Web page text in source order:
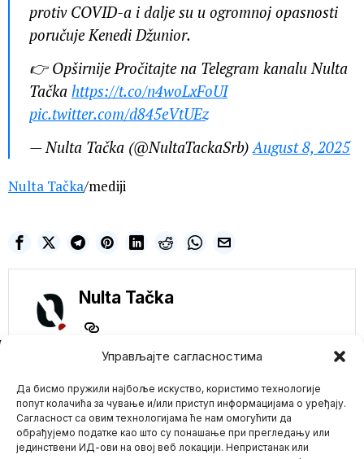
Управљајте сагласностима
Да бисмо пружили најбоље искуство, користимо технологије
попут колачића за чување и/или приступ информацијама о уређају.
Сагласност са овим технологијама ће нам омогућити да
обрађујемо податке као што су понашање при прегледању или
јединствени ИД-ови на овој веб локацији. Непристанак или
protiv COVID-a i dalje su u ogromnoj opasnosti
poručuje Kenedi Džunior.
👉 Opširnije Pročitajte na Telegram kanalu Nulta
Tačka https://t.co/n4woLxFoUI
pic.twitter.com/d845eVtUEz
— Nulta Tačka (@NultaTackaSrb)August 8, 2025
Nulta Tačka/mediji
Nulta Tačka
Mario zna Youtube
otkriva 74% smrtnih
slučajeva povezanih
sa vakcinama protiv
COVID-19
Prethodno cenzurisan